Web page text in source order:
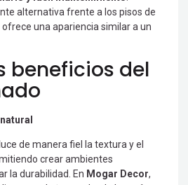
alternativa frente a los pisos de
una apariencia similar a un
beneficios del
de manera fiel la textura y el
crear ambientes
la durabilidad. En Mogar Decor,